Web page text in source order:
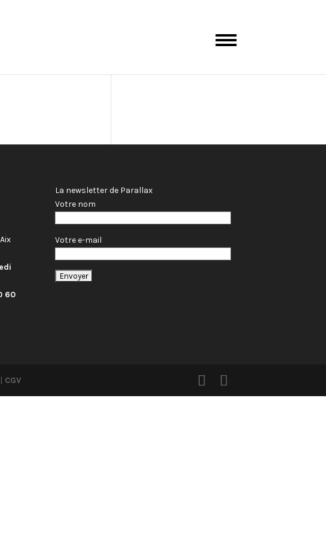
60
La newsletter de Parallax
Votre nom
Votre e-mail
| CGV